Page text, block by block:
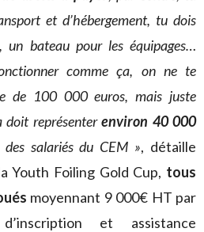
et d’hébergement, tu dois
un bateau pour les équipages…
comme ça, on ne te
de 100 000 euros, mais juste
doit représenterenviron 40 000
salariés du CEM », détaille
Youth Foiling Gold Cup, tous
moyennant 9 000€ HT par
et assistance